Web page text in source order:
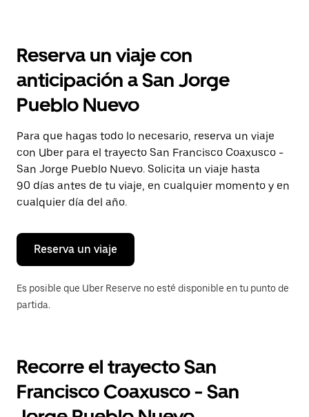
el
y
selecciona
una
Presiona
la
tecla Esc
para
cerrar
el
calendario.
Reserva un viaje con
anticipación a San Jorge
Pueblo Nuevo
Para que hagas todo lo necesario, reserva un viaje
con Uber para el trayecto San Francisco Coaxusco -
San Jorge Pueblo Nuevo. Solicita un viaje hasta
90 días antes de tu viaje, en cualquier momento y en
cualquier día del año.
Reserva un viaje
Es posible que Uber Reserve no esté disponible en tu punto de
partida.
Recorre el trayecto San
Francisco Coaxusco - San